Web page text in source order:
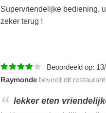
Supervriendelijke bediening,
zeker terug !
Beoordeeld op:
Raymondebeveelt dit
lekker eten